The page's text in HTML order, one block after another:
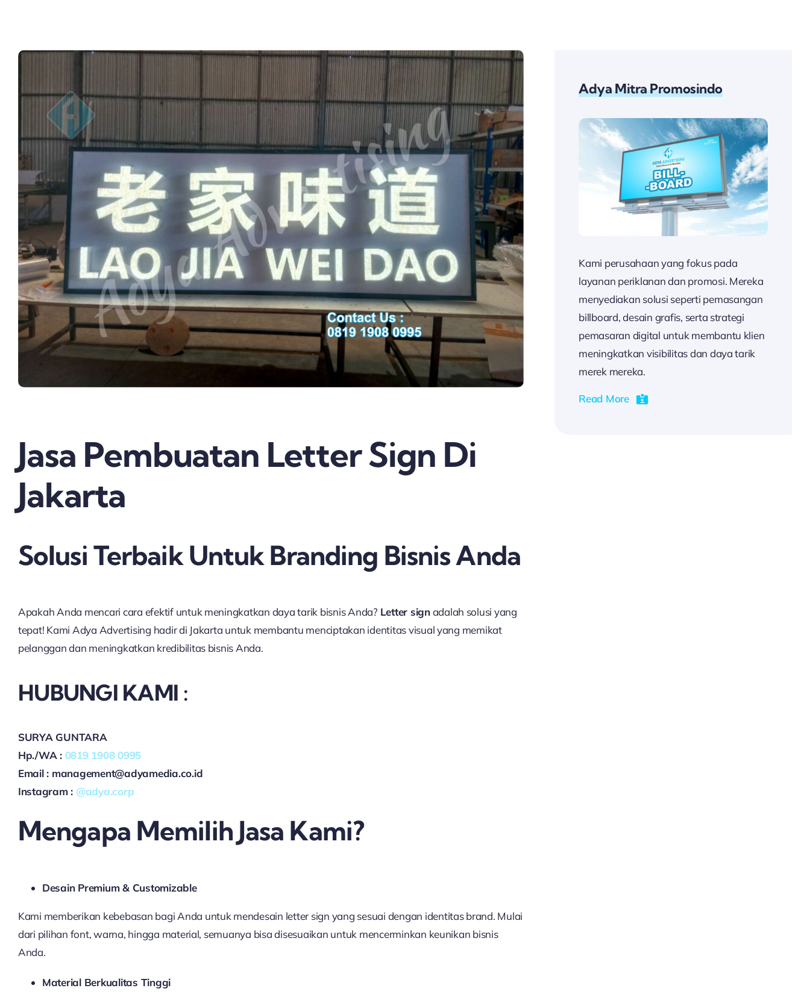
Jasa Pembuatan Letter Sign Di
Jakarta
Solusi Terbaik Untuk Branding Bisnis Anda
Apakah Anda mencari cara efektif untuk meningkatkan daya tarik bisnis Anda? Letter signadalah solusi yang
tepat! Kami Adya Advertising hadir di Jakarta untuk membantu menciptakan identitas visual yang memikat
pelanggan dan meningkatkan kredibilitas bisnis Anda.
HUBUNGI KAMI :
SURYA GUNTARA
Hp./WA : 0819 1908 0995
Email : management@adyamedia.co.id
Instagram : @adya.corp
Mengapa Memilih Jasa Kami?
Desain Premium & Customizable
Kami memberikan kebebasan bagi Anda untuk mendesain letter sign yang sesuai dengan identitas brand. Mulai
dari pilihan font, warna, hingga material, semuanya bisa disesuaikan untuk mencerminkan keunikan bisnis
Anda.
Material Berkualitas Tinggi
Adya Mitra Promosindo
Kami perusahaan yang fokus pada
layanan periklanan dan promosi. Mereka
menyediakan solusi seperti pemasangan
billboard, desain grafis, serta strategi
pemasaran digital untuk membantu klien
meningkatkan visibilitas dan daya tarik
merek mereka.
Read More